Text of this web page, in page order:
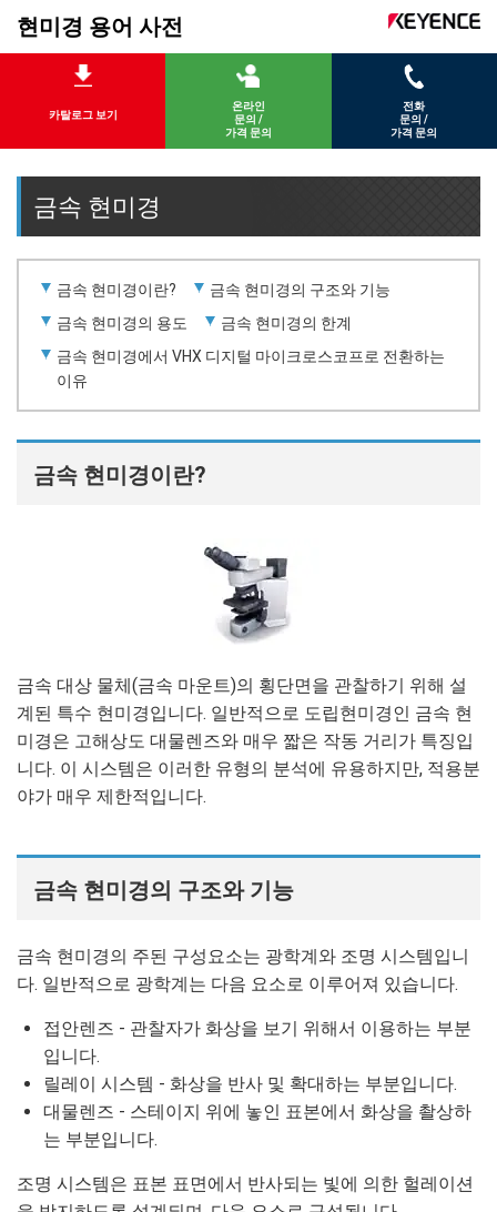
현미경 용어 사전
카탈로그 보기
온라인
문의 /
가격 문의
전화
문의 /
가격 문의
금속 현미경
금속 현미경이란?
금속 현미경의 구조와 기능
금속 현미경의 용도
금속 현미경의 한계
금속 현미경에서 VHX 디지털 마이크로스코프로 전환하는
이유
금속 현미경이란?
금속 대상 물체(금속 마운트)의 횡단면을 관찰하기 위해 설
계된 특수 현미경입니다. 일반적으로 도립현미경인 금속 현
미경은 고해상도 대물렌즈와 매우 짧은 작동 거리가 특징입
니다. 이 시스템은 이러한 유형의 분석에 유용하지만, 적용분
야가 매우 제한적입니다.
금속 현미경의 구조와 기능
금속 현미경의 주된 구성요소는 광학계와 조명 시스템입니
다. 일반적으로 광학계는 다음 요소로 이루어져 있습니다.
접안렌즈 - 관찰자가 화상을 보기 위해서 이용하는 부분
입니다.
릴레이 시스템 - 화상을 반사 및 확대하는 부분입니다.
대물렌즈 - 스테이지 위에 놓인 표본에서 화상을 촬상하
는 부분입니다.
조명 시스템은 표본 표면에서 반사되는 빛에 의한 헐레이션